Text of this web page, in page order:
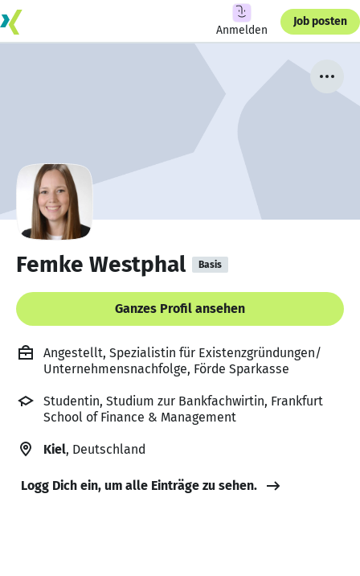
Anmelden
Job posten
Femke Westphal Basis
Ganzes Profil ansehen
Angestellt, Spezialistin für Existenzgründungen/
Unternehmensnachfolge, Förde Sparkasse
Studentin, Studium zur Bankfachwirtin, Frankfurt
School of Finance & Management
Kiel, Deutschland
Logg Dich ein, um alle Einträge zu sehen.